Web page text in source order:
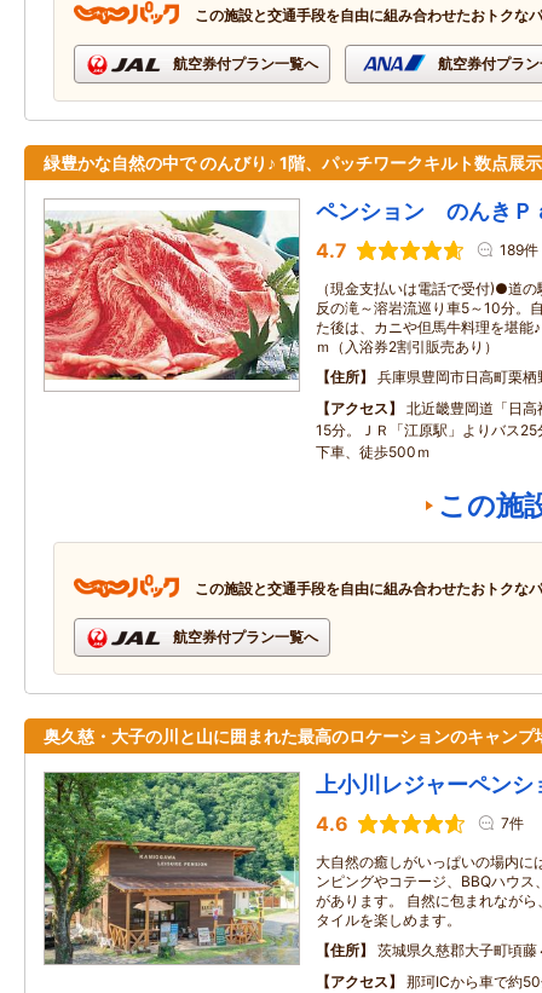
この施設と交通手段を自由に組み合わせたおトクな
航空券付プラン一覧へ 航空券付プラ
緑豊かな自然の中で のんびり♪ 1階、パッチワークキルト数点展示
ペンション のんきＰ
4.7 189件
（現金支払いは電話で受付)●道
反の滝～溶岩流巡り車5～10分。
た後は、カニや但馬牛料理を堪
ｍ（入浴券2割引販売あり）
住所
兵庫県豊岡市日高町栗栖
アクセス
北近畿豊岡道「日
15分。ＪＲ「江原駅」よりバス
下車、徒歩500ｍ
この施
この施設と交通手段を自由に組み合わせたおトクな
航空券付プラン一覧へ
奥久慈・大子の川と山に囲まれた最高のロケーションのキャンプ
上小川レジャーペンシ
4.6 7件
大自然の癒しがいっぱいの場内に
ンピングやコテージ、BBQハウ
があります。 自然に包まれなが
タイルを楽しめます。
住所
茨城県久慈郡大子町頃藤
アクセス
那珂ICから車で約